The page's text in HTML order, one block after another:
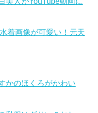
着画像が可愛い！元天
かのほくろがかわい